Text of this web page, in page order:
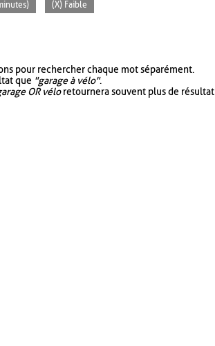
(X) Faible
pour rechercher chaque mot séparément.
que "garage à vélo".
OR véloretournera souvent plus de résultat